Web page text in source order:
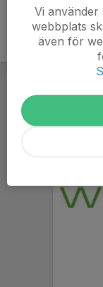
Vi
webbplats
även för